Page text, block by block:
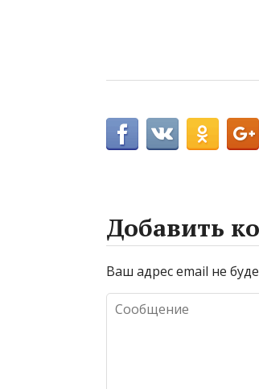
Добавить
Ваш адрес email не